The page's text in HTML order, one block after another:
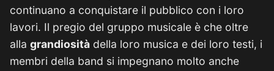
continuano a conquistare il pubblico con i loro
lavori. Il pregio del gruppo musicale è che oltre
alla grandiosità della loro musica e dei loro testi, i
membri della band si impegnano molto anche